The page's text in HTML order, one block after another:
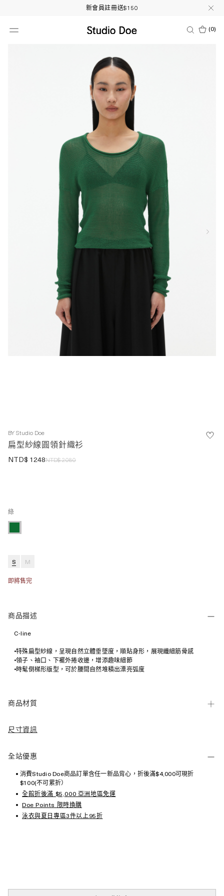
新會員註冊送$150
(0)
BY Studio Doe
扁型紗線圓領針織衫
NTD$ 1248NTD$2080
綠
S M
即將售完
商品描述
C-line
•特殊扁型紗線，呈現自然立體垂墜度，順貼身形，展現纖細筋骨感
•領子、袖口、下襬外捲收邊，增添趣味細節
•時髦倒梯形版型，可於腰間自然堆積出漂亮弧度
商品材質
尺寸資訊
全站優惠
消費Studio Doe商品訂單含任一新品背心，折後滿$4,000可現折
$100(不可累折）
全館折後滿 $5,000 亞洲地區免運
Doe Points 限時換購
泳衣與夏日專區3件以上95折